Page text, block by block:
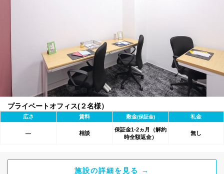
プライベートオフィス(２名様）
広さ 賃料 敷金(保証金) 礼金
― 相談
保証金1-2ヵ月（解約
時全額返金）
無し
施設の詳細を見る →